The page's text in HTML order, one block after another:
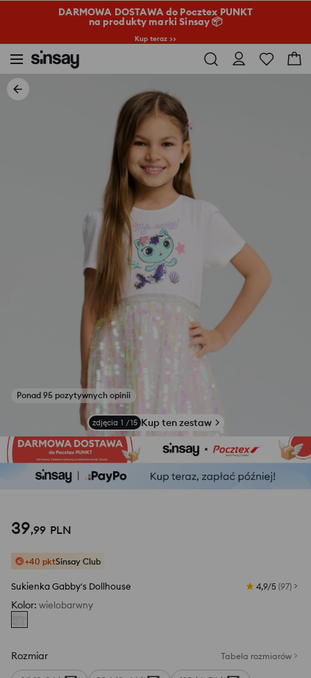
DARMOWA DOSTAWA do Pocztex PUNKT
na produkty marki Sinsay 📦
Kup teraz >>
Zobacz zdjęcia z opinii
zdjęcia 1 /15 Kup ten zestaw
39,99 PLN
+40 pktSinsay Club
Sukienka Gabby's Dollhouse 4,9/5 (97)
Kolor: wielobarwny
Rozmiar Tabela rozmiarów